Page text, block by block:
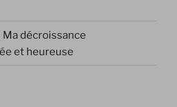
Ma décroissance
et heureuse